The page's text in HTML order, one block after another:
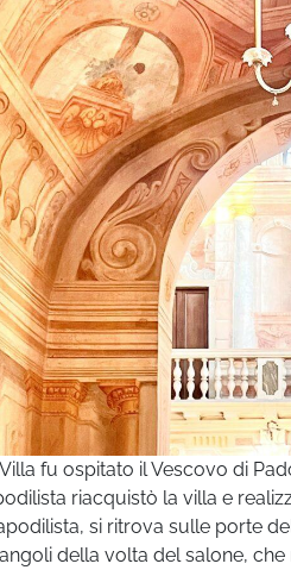
fu ospitato il Vescovo di
riacquistò la villa e
si ritrova sulle porte
della volta del salone,